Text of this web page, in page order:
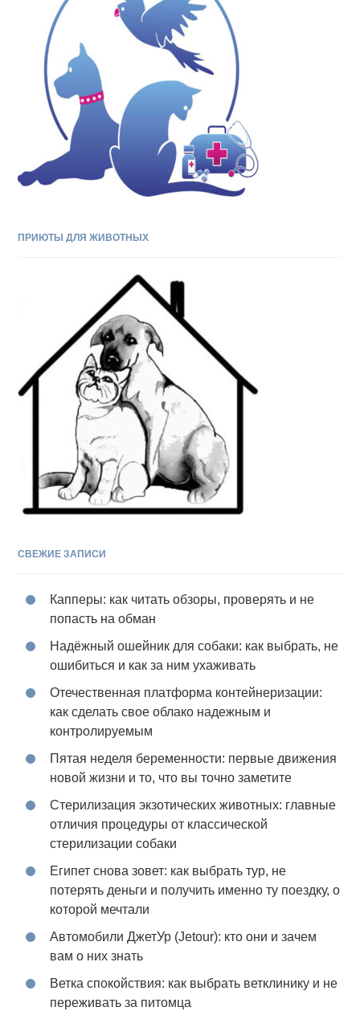
ПРИЮТЫ ДЛЯ ЖИВОТНЫХ
СВЕЖИЕ ЗАПИСИ
Капперы: как читать обзоры, проверять и не
попасть на обман
Надёжный ошейник для собаки: как выбрать, не
ошибиться и как за ним ухаживать
Отечественная платформа контейнеризации:
как сделать свое облако надежным и
контролируемым
Пятая неделя беременности: первые движения
новой жизни и то, что вы точно заметите
Стерилизация экзотических животных: главные
отличия процедуры от классической
стерилизации собаки
Египет снова зовет: как выбрать тур, не
потерять деньги и получить именно ту поездку, о
которой мечтали
Автомобили ДжетУр (Jetour): кто они и зачем
вам о них знать
Ветка спокойствия: как выбрать ветклинику и не
переживать за питомца